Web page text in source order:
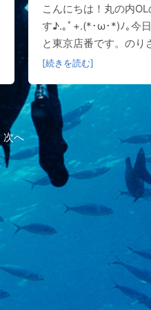
こんにちは！丸の内
す♪.｡ﾟ+.(*･ω･*)ﾉ｡今
と東京店番です。のり
[続きを読む]
次へ